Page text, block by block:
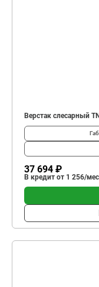
Верстак слесарный
37 694 ₽
В кредит от 1 256/мес